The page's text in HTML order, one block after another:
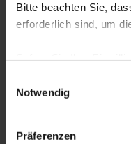
Bitte beachten Sie,
erforderlich sind, um
Daten von Ihnen (z.B.
IP-Adressen)
Speicherung aller
Notwendig
Präferenzen